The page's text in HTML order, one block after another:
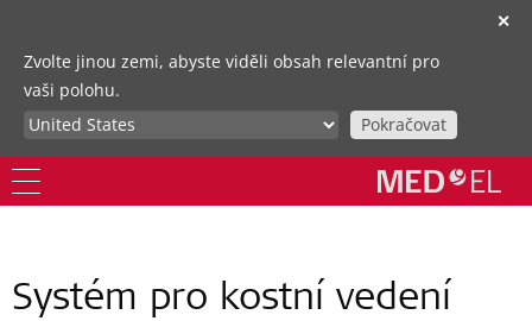
✕
Zvolte jinou zemi, abyste viděli obsah relevantní pro
vaši polohu.
Pokračovat
Systém pro kostní vedení